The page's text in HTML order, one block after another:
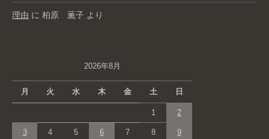
理由 に 柏原 薫子 より
2026年8月
月 火 水 木 金 土 日
1 2
3 4 5 6 7 8 9